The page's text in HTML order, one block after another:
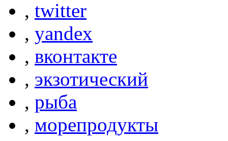
, twitter
, yandex
, вконтакте
, экзотический
, рыба
, морепродукты